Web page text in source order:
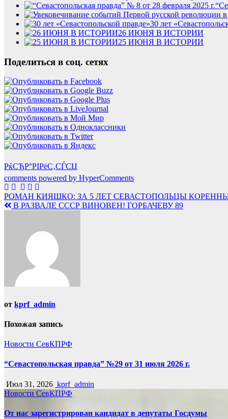
30 лет
26 ИЮНЯ В ИСТОРИИ
25 ИЮНЯ В ИСТОРИИ
Поделиться в соц. сетях
РќСЂР°РІРёС‚СЃСЏ
comments powered by HyperComments
Навигация
по
РОМАН КИЯШКО: ЗА 5 ЛЕТ СЕВАСТОПОЛЬЦЫ
В РАЗВАЛЕ СССР ВИНОВЕН! ГОРБАЧЕВУ 89
от kprf_admin
Похожая запись
Новости СевКПРФ
“Севастопольская правда” №29 от 31 июля 2026 г.
Июл 31, 2026 kprf_admin
Новости СевКПРФ
От нас зарегистрирован кандидат в депутаты Госдумы